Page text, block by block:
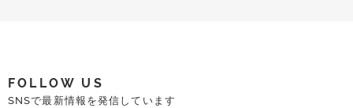
FOLLOW US
SNSで最新情報を発信しています